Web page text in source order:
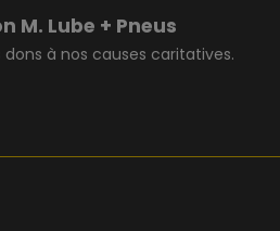
M. Lube + Pneus
à nos causes caritatives.